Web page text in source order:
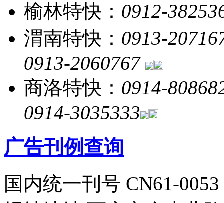
榆林特快： 0912-
渭南特快： 0913-
0913-2060767
商洛特快： 0914-
0914-3035333
广告刊例查询
国内统一刊号 CN61-0053